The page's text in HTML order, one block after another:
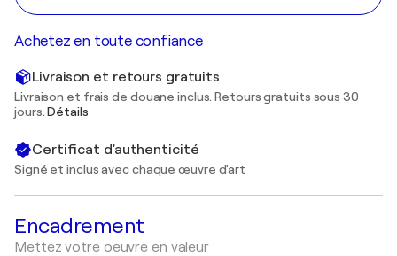
Achetez en toute confiance
Livraison et retours gratuits
Livraison et frais de douane inclus. Retours gratuits sous 30
jours.Détails
Certificat d'authenticité
Signé et inclus avec chaque œuvre d'art
Encadrement
Mettez votre oeuvre en valeur